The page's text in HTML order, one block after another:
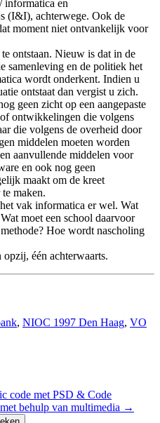
informatica en
(I&I), achterwege. Ook de
moment niet ontvankelijk voor
ontstaan. Nieuw is dat in de
samenleving en de politiek het
wordt onderkent. Indien u
ontstaat dan vergist u zich.
geen zicht op een aangepaste
ontwikkelingen die volgens
die volgens de overheid door
middelen moeten worden
aanvullende middelen voor
en ook nog geen
maakt om de kreet
maken.
vak informatica er wel. Wat
moet een school daarvoor
Hoe wordt nascholing
één achterwaarts.
, NIOC 1997 Den Haag, VO
code met PSD & Code
behulp van multimedia →